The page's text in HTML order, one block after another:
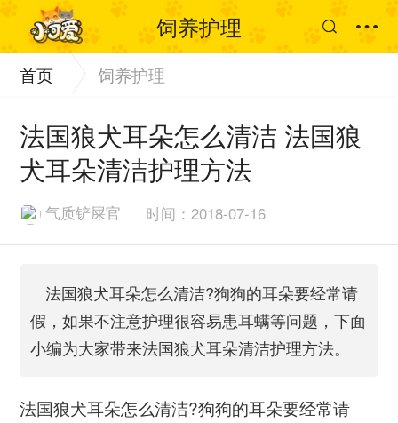
饲养护理
首页 饲养护理
法国狼犬耳朵怎么清洁 法国狼
犬耳朵清洁护理方法
气质铲屎官 时间：2018-07-16
法国狼犬耳朵怎么清洁?狗狗的耳朵要经常请
假，如果不注意护理很容易患耳螨等问题，下面
小编为大家带来法国狼犬耳朵清洁护理方法。
法国狼犬耳朵怎么清洁?狗狗的耳朵要经常请